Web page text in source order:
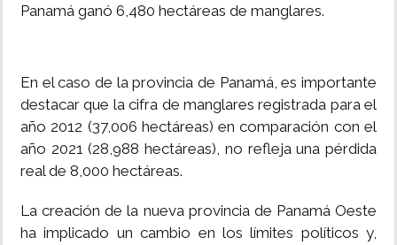
Panamá ganó 6,480 hectáreas de manglares.
En el caso de la provincia de Panamá, es importante
destacar que la cifra de manglares registrada para el
año 2012 (37,006 hectáreas) en comparación con el
año 2021 (28,988 hectáreas), no refleja una pérdida
real de 8,000 hectáreas.
La creación de la nueva provincia de Panamá Oeste
ha implicado un cambio en los límites políticos y,